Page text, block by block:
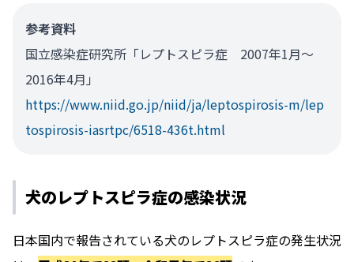
参考資料
国立感染症研究所「レプトスピラ症 2007年1月～
2016年4月」
https://www.niid.go.jp/niid/ja/leptospirosis-m/lep
tospirosis-iasrtpc/6518-436t.html
犬のレプトスピラ症の感染状況
日本国内で報告されている犬のレプトスピラ症の発生状況